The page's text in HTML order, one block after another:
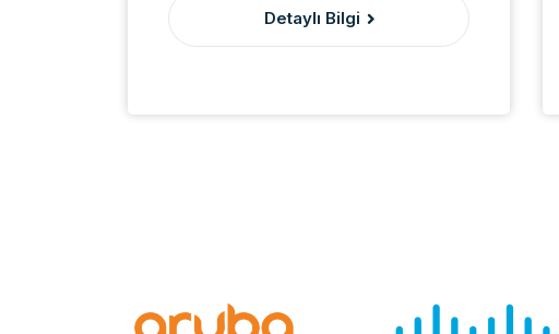
Detaylı Bilgi